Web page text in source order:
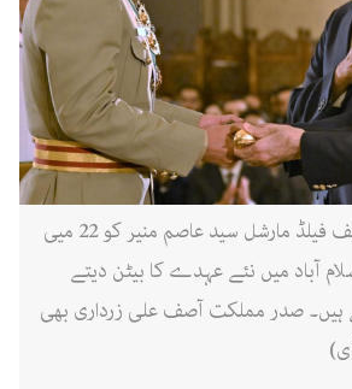
وزیر اعظم شہباز شریف فیلڈ مارشل سید عاصم منیر کو 22 میی
اسلام آباد میں نئے عہدے کا بیٹن دیتے
ہیں۔ صدر مملکت آصف علی زرداری بھی